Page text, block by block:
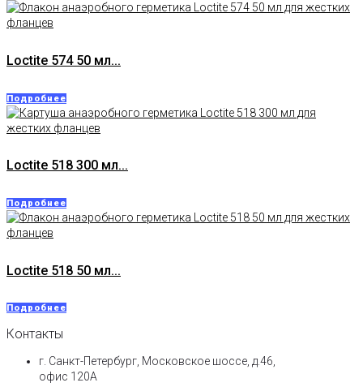
Loctite 574 50 мл...
Подробнее
Loctite 518 300 мл...
Подробнее
Loctite 518 50 мл...
Подробнее
Контакты
г. Санкт-Петербург, Московское шоссе, д.46,
офис 120А